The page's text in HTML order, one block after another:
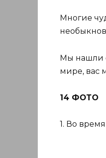
Многие
Мы нашли
мире, вас
14 ФОТО
1. Во